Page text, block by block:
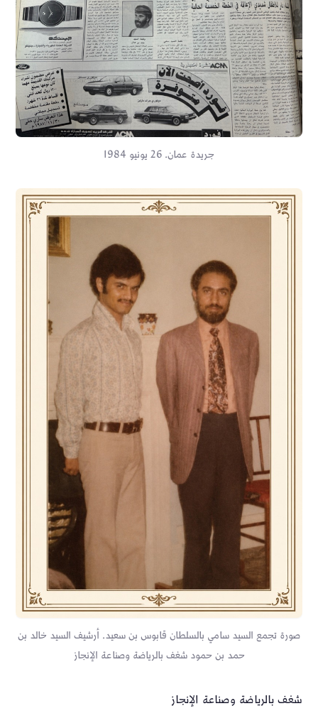
جريدة عمان. 26 يونيو 1984
صورة تجمع السيد سامي بالسلطان قابوس بن سعيد. أرشيف السيد خالد بن
حمد بن حمود شغف بالرياضة وصناعة الإنجاز
شغف بالرياضة وصناعة الإنجاز